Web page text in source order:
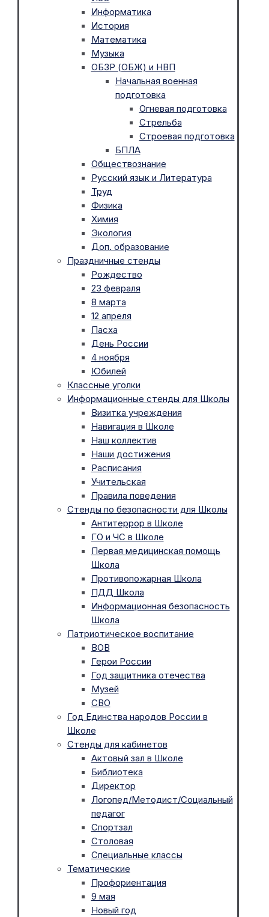
Информатика
История
Математика
Музыка
ОБЗР (ОБЖ) и НВП
Начальная военная
подготовка
Огневая подготовка
Стрельба
Строевая подготовка
БПЛА
Обществознание
Русский язык и Литература
Труд
Физика
Химия
Экология
Доп. образование
Праздничные стенды
Рождество
23 февраля
8 марта
12 апреля
Пасха
День России
4 ноября
Юбилей
Классные уголки
Информационные стенды для Школы
Визитка учреждения
Навигация в Школе
Наш коллектив
Наши достижения
Расписания
Учительская
Правила поведения
Стенды по безопасности для Школы
Антитеррор в Школе
ГО и ЧС в Школе
Первая медицинская помощь
Школа
Противопожарная Школа
ПДД Школа
Информационная безопасность
Школа
Патриотическое воспитание
ВОВ
Герои России
Год защитника отечества
Музей
СВО
Год Единства народов России в
Школе
Стенды для кабинетов
Актовый зал в Школе
Библиотека
Директор
Логопед/Методист/Социальный
педагог
Спортзал
Столовая
Специальные классы
Тематические
Профориентация
9 мая
Новый год